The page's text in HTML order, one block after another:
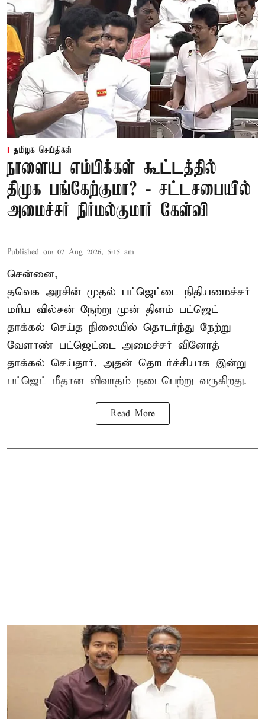
தமிழக செய்திகள்
நாளைய எம்பிக்கள் கூட்டத்தில்
திமுக பங்கேற்குமா? - சட்டசபையில்
அமைச்சர் நிர்மல்குமார் கேள்வி
Published on: 07 Aug 2026, 5:15 am
சென்னை,
தவெக அரசின் முதல் பட்ஜெட்டை நிதியமைச்சர்
மரிய வில்சன் நேற்று முன் தினம் பட்ஜெட்
தாக்கல் செய்த நிலையில் தொடர்ந்து நேற்று
வேளாண் பட்ஜெட்டை அமைச்சர் வினோத்
தாக்கல் செய்தார். அதன் தொடர்ச்சியாக இன்று
பட்ஜெட் மீதான விவாதம் நடைபெற்று வருகிறது.
Read More